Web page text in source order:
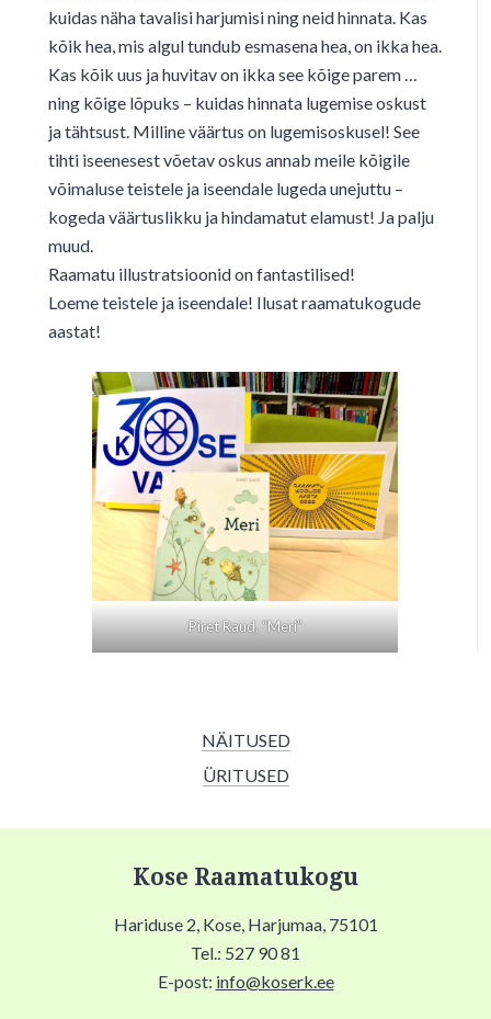
kuidas näha tavalisi harjumisi ning neid hinnata. Kas
kõik hea, mis algul tundub esmasena hea, on ikka hea.
Kas kõik uus ja huvitav on ikka see kõige parem …
ning kõige lõpuks – kuidas hinnata lugemise oskust
ja tähtsust. Milline väärtus on lugemisoskusel! See
tihti iseenesest võetav oskus annab meile kõigile
võimaluse teistele ja iseendale lugeda unejuttu –
kogeda väärtuslikku ja hindamatut elamust! Ja palju
muud.
Raamatu illustratsioonid on fantastilised!
Loeme teistele ja iseendale! Ilusat raamatukogude
aastat!
Piret Raud, “Meri”
NÄITUSED
ÜRITUSED
Kose Raamatukogu
Hariduse 2, Kose, Harjumaa, 75101
Tel.: 527 90 81
E-post: info@koserk.ee